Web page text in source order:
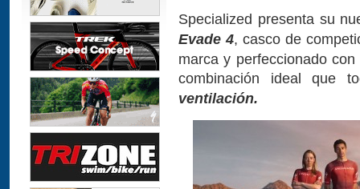
Specialized presenta su
Evade 4, casco de
marca y perfeccionado
combinación ideal que
ventilación.